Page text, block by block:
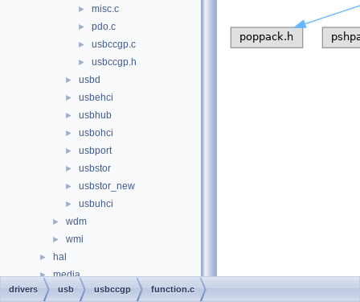
► misc.c
► pdo.c
► usbccgp.c
► usbccgp.h
► usbd
► usbehci
► usbhub
► usbohci
► usbport
► usbstor
► usbstor_new
► usbuhci
► wdm
► wmi
► hal
► media
► modules
drivers usb usbccgp function.c